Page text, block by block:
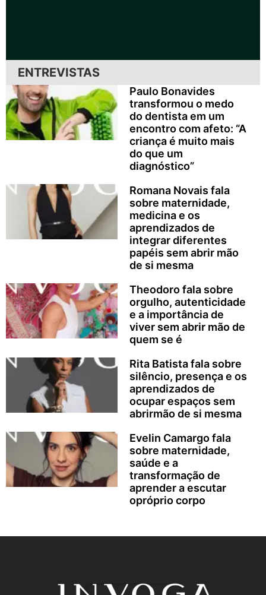
ENTREVISTAS
Paulo Bonavides
transformou o medo
do dentista em um
encontro com afeto: “A
criança é muito mais
do que um
diagnóstico”
Romana Novais fala
sobre maternidade,
medicina e os
aprendizados de
integrar diferentes
papéis sem abrir mão
de si mesma
Theodoro fala sobre
orgulho, autenticidade
e a importância de
viver sem abrir mão de
quem se é
Rita Batista fala sobre
silêncio, presença e os
aprendizados de
ocupar espaços sem
abrirmão de si mesma
Evelin Camargo fala
sobre maternidade,
saúde e a
transformação de
aprender a escutar
opróprio corpo